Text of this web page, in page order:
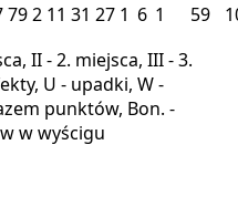
792 11 31 27 1 6 1 59
II - 2. miejsca, III - 3.
U - upadki, W -
punktów, Bon. -
w wyścigu